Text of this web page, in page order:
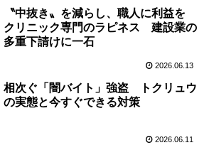
〝中抜き〟を減らし、職⼈に利益を
クリニック専⾨のラピネス 建設業の
多重下請けに⼀⽯
2026.06.13
相次ぐ「闇バイト」強盗 トクリュウ
の実態と今すぐできる対策
2026.06.11